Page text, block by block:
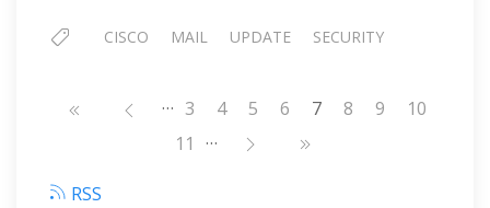
CISCO MAIL UPDATE SECURITY
Нумерация
… Страница
3 Страница
4 Страница
5 Страница
6 7 Страница
8 Страница
9
10
Страница
11 …
RSS